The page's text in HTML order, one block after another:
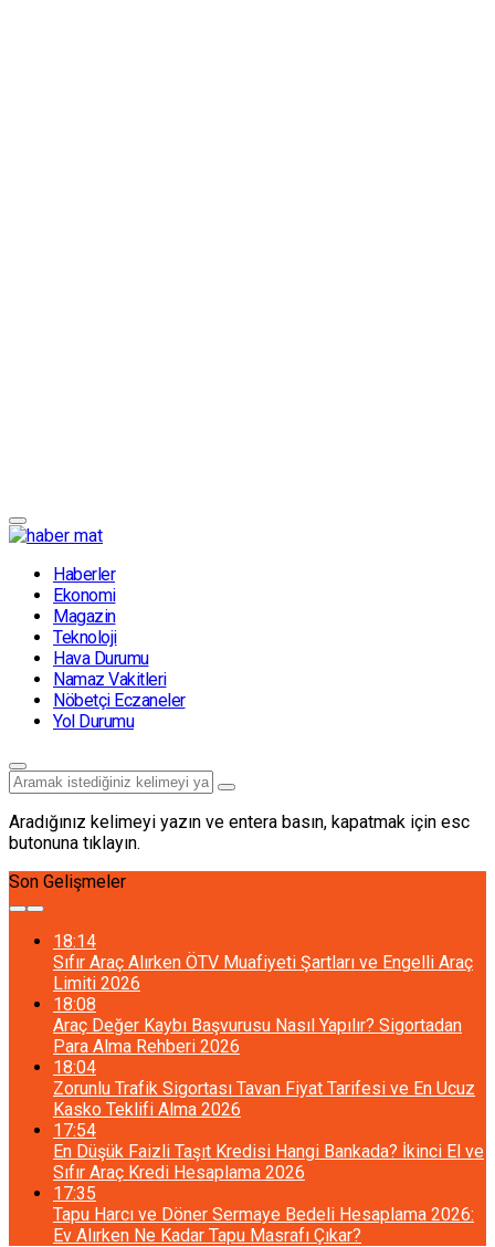
Haberler
Ekonomi
Magazin
Teknoloji
Hava Durumu
Namaz Vakitleri
Nöbetçi Eczaneler
Yol Durumu
Aradığınız kelimeyi yazın ve entera basın, kapatmak için esc
butonuna tıklayın.
Son Gelişmeler
18:14
Sıfır Araç Alırken ÖTV Muafiyeti Şartları ve Engelli Araç
Limiti 2026
18:08
Araç Değer Kaybı Başvurusu Nasıl Yapılır? Sigortadan
Para Alma Rehberi 2026
18:04
Zorunlu Trafik Sigortası Tavan Fiyat Tarifesi ve En Ucuz
Kasko Teklifi Alma 2026
17:54
En Düşük Faizli Taşıt Kredisi Hangi Bankada? İkinci El ve
Sıfır Araç Kredi Hesaplama 2026
17:35
Tapu Harcı ve Döner Sermaye Bedeli Hesaplama 2026:
Ev Alırken Ne Kadar Tapu Masrafı Çıkar?